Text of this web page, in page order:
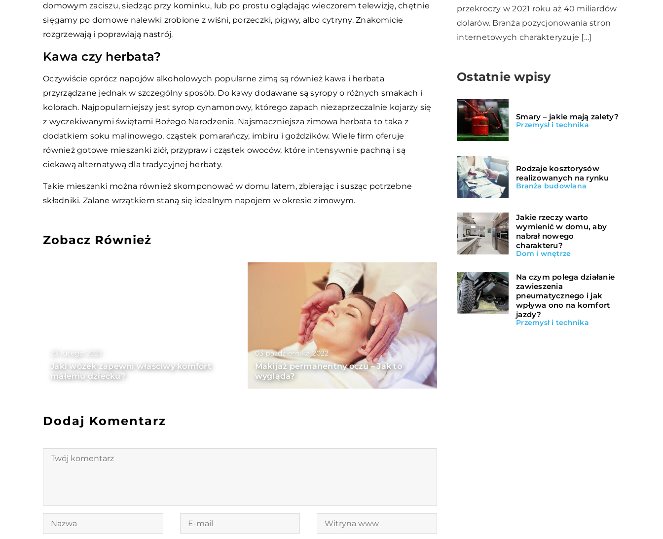
domowym zaciszu, siedząc przy kominku, lub po prostu oglądając wieczorem telewizję, chętnie
sięgamy po domowe nalewki zrobione z wiśni, porzeczki, pigwy, albo cytryny. Znakomicie
rozgrzewają i poprawiają nastrój.
Kawa czy herbata?
Oczywiście oprócz napojów alkoholowych popularne zimą są również kawa i herbata
przyrządzane jednak w szczególny sposób. Do kawy dodawane są syropy o różnych smakach i
kolorach. Najpopularniejszy jest syrop cynamonowy, którego zapach niezaprzeczalnie kojarzy się
z wyczekiwanymi świętami Bożego Narodzenia. Najsmaczniejsza zimowa herbata to taka z
dodatkiem soku malinowego, cząstek pomarańczy, imbiru i goździków. Wiele firm oferuje
również gotowe mieszanki ziół, przypraw i cząstek owoców, które intensywnie pachną i są
ciekawą alternatywą dla tradycyjnej herbaty.
Takie mieszanki można również skomponować w domu latem, zbierając i susząc potrzebne
składniki. Zalane wrzątkiem staną się idealnym napojem w okresie zimowym.
Zobacz Również
23 lutego 2021
Jaki wózek zapewni właściwy komfort
małemu dziecku?
03 października 2022
Makijaż permanentny oczu – Jak to
wygląda?
Dodaj Komentarz
przekroczy w 2021 roku aż 40 miliardów
dolarów. Branża pozycjonowania stron
internetowych charakteryzuje […]
Ostatnie wpisy
Smary – jakie mają zalety?
Przemysł i technika
Rodzaje kosztorysów
realizowanych na rynku
Branża budowlana
Jakie rzeczy warto
wymienić w domu, aby
nabrał nowego
charakteru?
Dom i wnętrze
Na czym polega działanie
zawieszenia
pneumatycznego i jak
wpływa ono na komfort
jazdy?
Przemysł i technika